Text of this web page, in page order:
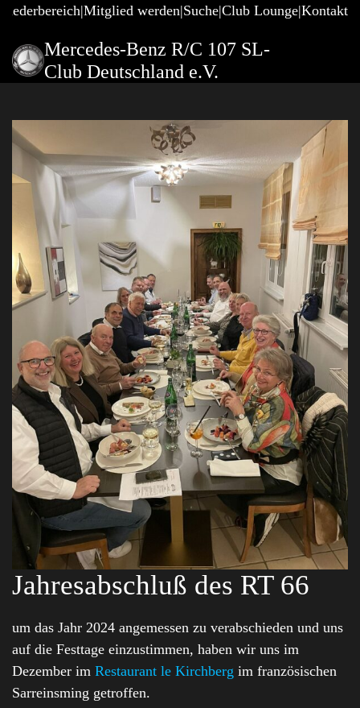
Mitglied werden Suche Club Lounge Kontakt
Mercedes-Benz R/C 107 SL-
Club Deutschland e.V.
Jahresabschluß des RT 66
um das Jahr 2024 angemessen zu verabschieden und uns
auf die Festtage einzustimmen, haben wir uns im
Dezember im Restaurant le Kirchberg im französischen
Sarreinsming getroffen.